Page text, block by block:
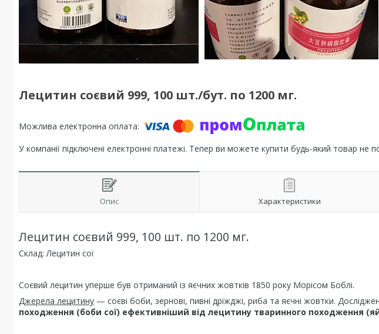
Лецитин соєвий 999, 100 шт./бут. по 1200 мг.
У компанії підключені електронні платежі. Тепер ви можете купити будь-який товар не
Опис Характеристики
Лецитин соєвий 999, 100 шт. по 1200 мг.
Склад: Лецитин сої
Соєвий лецитин уперше був отриманий із яєчних жовтків 1850 року Морісом Боблі.
Джерела лецитину — соєві боби, зернові, пивні дріжджі, риба та яєчні жовтки.
походження (боби сої) ефективніший від лецитину тваринного походження